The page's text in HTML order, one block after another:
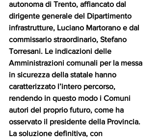
autonoma di Trento, affiancato dal
dirigente generale del Dipartimento
infrastrutture, Luciano Martorano e dal
commissario straordinario, Stefano
Torresani. Le indicazioni delle
Amministrazioni comunali per la messa
in sicurezza della statale hanno
caratterizzato l’intero percorso,
rendendo in questo modo i Comuni
autori del proprio futuro, come ha
osservato il presidente della Provincia.
La soluzione definitiva, con